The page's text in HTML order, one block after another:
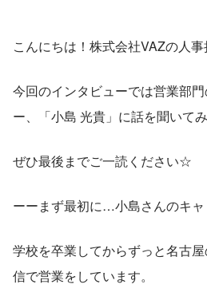
こんにちは！株式会社VAZの人事
今回のインタビューでは営業部
ー、「小島 光貴」に話を聞いて
ぜひ最後までご一読ください☆
ーーまず最初に…小島さんのキャ
学校を卒業してからずっと名古
信で営業をしています。